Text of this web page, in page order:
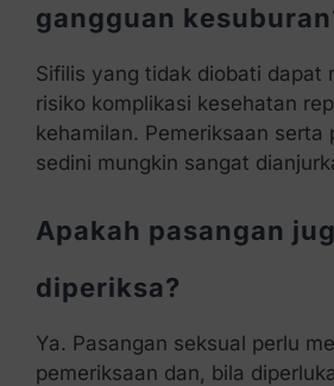
gangguan
Sifilis yang tidak diobati dapat
risiko komplikasi kesehatan
kehamilan. Pemeriksaan serta
sedini mungkin sangat
Apakah pasangan
diperiksa?
Ya. Pasangan seksual perlu
pemeriksaan dan, bila